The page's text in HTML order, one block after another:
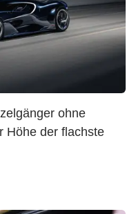
ohne
Höhe der flachste